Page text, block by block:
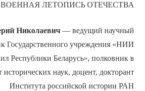
ВОЕННАЯ ЛЕТОПИСЬ ОТЕЧЕСТВА
Николаевич— ведущий научный
Государственного учреждения «НИИ
Республики Беларусь», полковник в
исторических наук, доцент, докторант
Института российской истории РАН